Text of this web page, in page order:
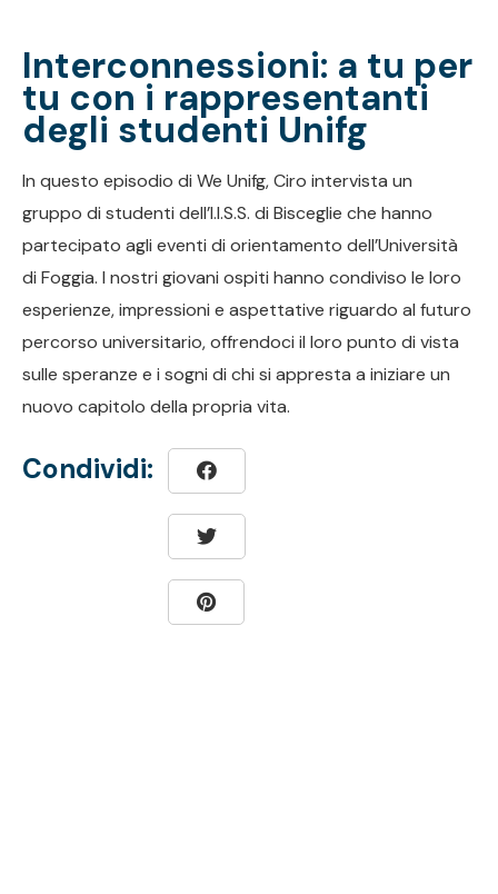
Interconnessioni: a tu per
tu con i rappresentanti
degli studenti Unifg
In questo episodio di We Unifg, Ciro intervista un
gruppo di studenti dell’I.I.S.S. di Bisceglie che hanno
partecipato agli eventi di orientamento dell’Università
di Foggia. I nostri giovani ospiti hanno condiviso le loro
esperienze, impressioni e aspettative riguardo al futuro
percorso universitario, offrendoci il loro punto di vista
sulle speranze e i sogni di chi si appresta a iniziare un
nuovo capitolo della propria vita.
Condividi: